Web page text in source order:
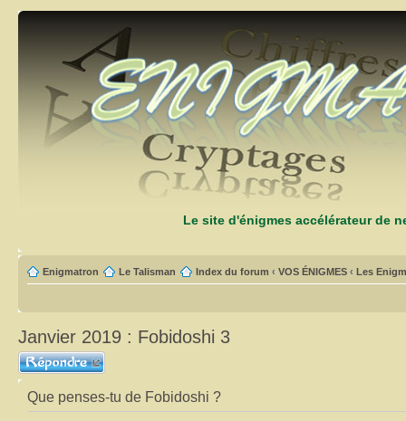
Le site d'énigmes accélérateur de
Enigmatron Le Talisman Index du forum ‹ VOS ÉNIGMES ‹ Les
Janvier 2019 : Fobidoshi 3
Répondre
Que penses-tu de Fobidoshi ?